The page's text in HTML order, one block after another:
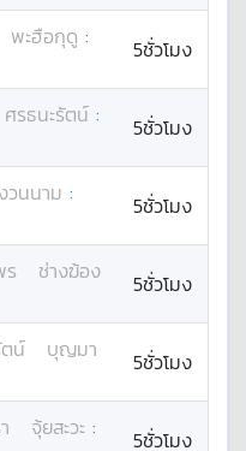
พะฮือกุดู :
5ชั่วโมง
ศรธนะรัตน์ :
5ชั่วโมง
วนนาม :
5ชั่วโมง
ช่างฆ้อง
5ชั่วโมง
น์
บุญมา
5ชั่วโมง
จุ้ยสะวะ :
5ชั่วโมง